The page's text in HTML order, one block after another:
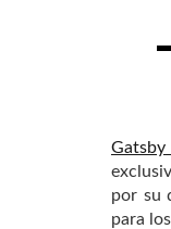
Gatsby
por su
para